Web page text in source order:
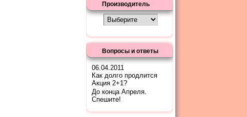
Производитель
Вопросы и ответы
06.04.2011
Как долго продлится
Акция 2+1?
До конца Апреля.
Спешите!